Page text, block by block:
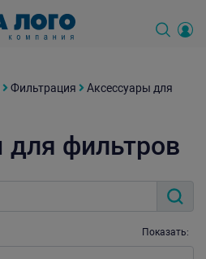
Фильтрация
Аксессуары для
для фильтров
Показать: